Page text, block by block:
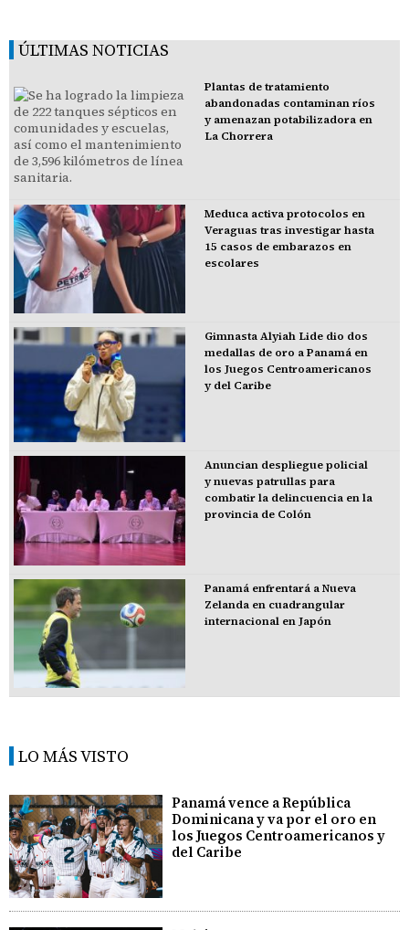
ÚLTIMAS NOTICIAS
Plantas de tratamiento
abandonadas contaminan ríos
y amenazan potabilizadora en
La Chorrera
Meduca activa protocolos en
Veraguas tras investigar hasta
15 casos de embarazos en
escolares
Gimnasta Alyiah Lide dio dos
medallas de oro a Panamá en
los Juegos Centroamericanos
y del Caribe
Anuncian despliegue policial
y nuevas patrullas para
combatir la delincuencia en la
provincia de Colón
Panamá enfrentará a Nueva
Zelanda en cuadrangular
internacional en Japón
LO MÁS VISTO
Panamá vence a República
Dominicana y va por el oro en
los Juegos Centroamericanos y
del Caribe